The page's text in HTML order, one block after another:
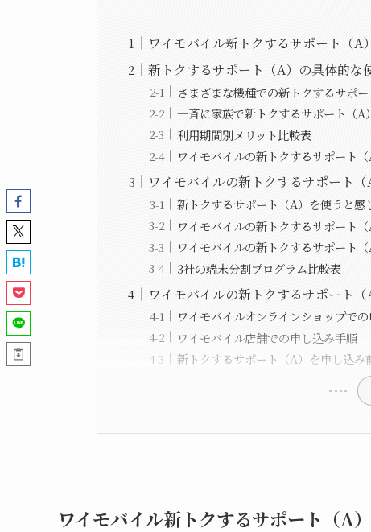
ワイモバイル新トクするサポート（A
新トクするサポート（A）の具体的な
さまざまな機種での新トクするサポ
一斉に家族で新トクするサポート（A
利用期間別メリット比較表
ワイモバイルの新トクするサポート
ワイモバイルの新トクするサポート
新トクするサポート（A）を使うと感
ワイモバイルの新トクするサポート
ワイモバイルの新トクするサポート
3社の端末分割プログラム比較表
ワイモバイルの新トクするサポート
ワイモバイルオンラインショップで
ワイモバイル店舗での申し込み手順
新トクするサポート（A）を申し込み
ワイモバイル新トクするサポート（A